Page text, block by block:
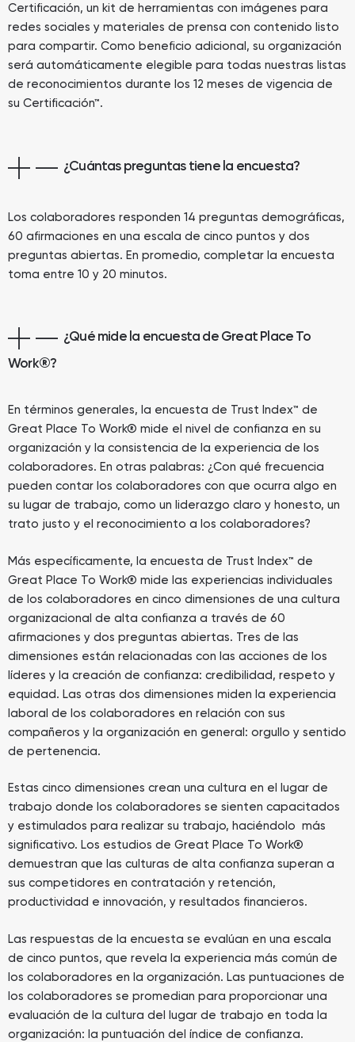
Certificación, un kit de herramientas con imágenes para
redes sociales y materiales de prensa con contenido listo
para compartir. Como beneficio adicional, su organización
será automáticamente elegible para todas nuestras listas
de reconocimientos durante los 12 meses de vigencia de
su Certificación™.
¿Cuántas preguntas tiene la encuesta?
Los colaboradores responden 14 preguntas demográficas,
60 afirmaciones en una escala de cinco puntos y dos
preguntas abiertas. En promedio, completar la encuesta
toma entre 10 y 20 minutos.
¿Qué mide la encuesta de Great Place To
Work®?
En términos generales, la encuesta de Trust Index™ de
Great Place To Work® mide el nivel de confianza en su
organización y la consistencia de la experiencia de los
colaboradores. En otras palabras: ¿Con qué frecuencia
pueden contar los colaboradores con que ocurra algo en
su lugar de trabajo, como un liderazgo claro y honesto, un
trato justo y el reconocimiento a los colaboradores?
Más específicamente, la encuesta de Trust Index™ de
Great Place To Work® mide las experiencias individuales
de los colaboradores en cinco dimensiones de una cultura
organizacional de alta confianza a través de 60
afirmaciones y dos preguntas abiertas. Tres de las
dimensiones están relacionadas con las acciones de los
líderes y la creación de confianza: credibilidad, respeto y
equidad. Las otras dos dimensiones miden la experiencia
laboral de los colaboradores en relación con sus
compañeros y la organización en general: orgullo y sentido
de pertenencia.
Estas cinco dimensiones crean una cultura en el lugar de
trabajo donde los colaboradores se sienten capacitados
y estimulados para realizar su trabajo, haciéndolo más
significativo. Los estudios de Great Place To Work®
demuestran que las culturas de alta confianza superan a
sus competidores en contratación y retención,
productividad e innovación, y resultados financieros.
Las respuestas de la encuesta se evalúan en una escala
de cinco puntos, que revela la experiencia más común de
los colaboradores en la organización. Las puntuaciones de
los colaboradores se promedian para proporcionar una
evaluación de la cultura del lugar de trabajo en toda la
organización: la puntuación del índice de confianza.